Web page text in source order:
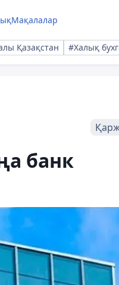
Мақалалар
Қазақстан #Халық
банк